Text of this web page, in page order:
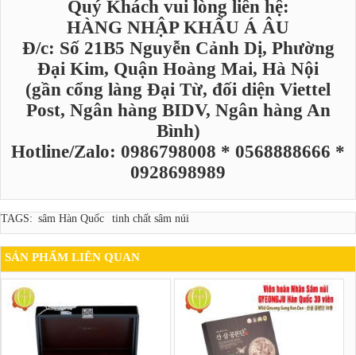
Quý Khách vui lòng liên hệ:
HÀNG NHẬP KHẨU Á ÂU
Đ/c: Số 21B5 Nguyễn Cảnh Dị, Phường
Đại Kim, Quận Hoàng Mai, Hà Nội
(gần cổng làng Đại Từ, đối diện Viettel
Post, Ngân hàng BIDV, Ngân hàng An
Bình)
Hotline/Zalo: 0986798008 * 0568888666 *
0928698989
TAGS: sâm Hàn Quốc tinh chất sâm núi
SẢN PHẨM LIÊN QUAN